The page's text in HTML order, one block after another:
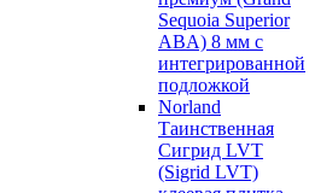
Sequoia Superior
ABA) 8 мм с
интегрированной
подложкой
Norland
Таинственная
Сигрид LVT
(Sigrid LVT)